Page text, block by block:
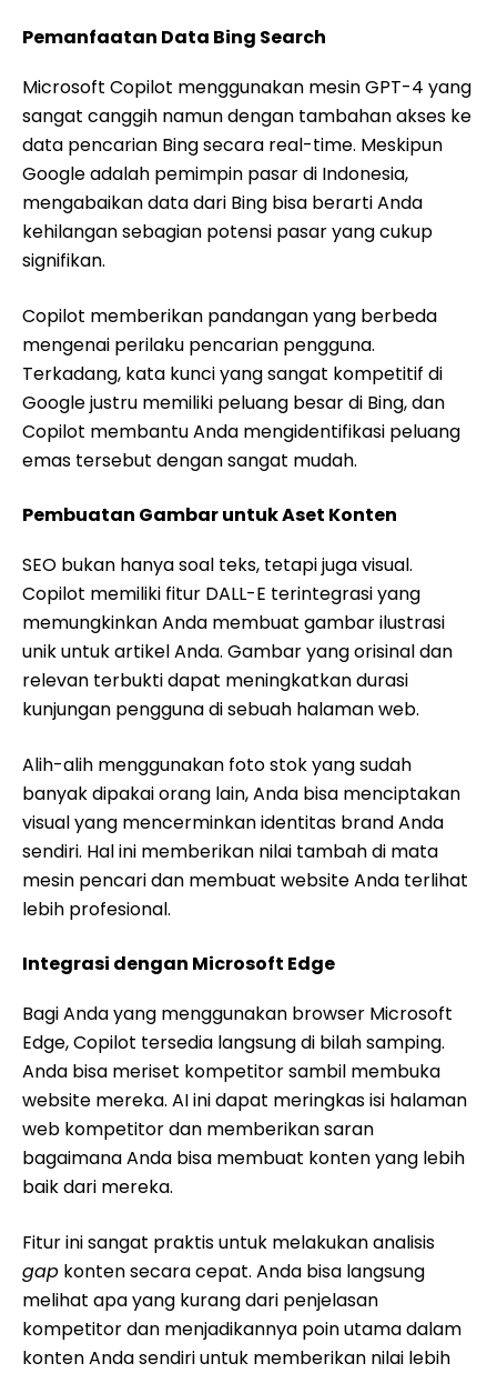
Pemanfaatan Data Bing Search
Microsoft Copilot menggunakan mesin GPT-4 yang
sangat canggih namun dengan tambahan akses ke
data pencarian Bing secara real-time. Meskipun
Google adalah pemimpin pasar di Indonesia,
mengabaikan data dari Bing bisa berarti Anda
kehilangan sebagian potensi pasar yang cukup
signifikan.
Copilot memberikan pandangan yang berbeda
mengenai perilaku pencarian pengguna.
Terkadang, kata kunci yang sangat kompetitif di
Google justru memiliki peluang besar di Bing, dan
Copilot membantu Anda mengidentifikasi peluang
emas tersebut dengan sangat mudah.
Pembuatan Gambar untuk Aset Konten
SEO bukan hanya soal teks, tetapi juga visual.
Copilot memiliki fitur DALL-E terintegrasi yang
memungkinkan Anda membuat gambar ilustrasi
unik untuk artikel Anda. Gambar yang orisinal dan
relevan terbukti dapat meningkatkan durasi
kunjungan pengguna di sebuah halaman web.
Alih-alih menggunakan foto stok yang sudah
banyak dipakai orang lain, Anda bisa menciptakan
visual yang mencerminkan identitas brand Anda
sendiri. Hal ini memberikan nilai tambah di mata
mesin pencari dan membuat website Anda terlihat
lebih profesional.
Integrasi dengan Microsoft Edge
Bagi Anda yang menggunakan browser Microsoft
Edge, Copilot tersedia langsung di bilah samping.
Anda bisa meriset kompetitor sambil membuka
website mereka. AI ini dapat meringkas isi halaman
web kompetitor dan memberikan saran
bagaimana Anda bisa membuat konten yang lebih
baik dari mereka.
Fitur ini sangat praktis untuk melakukan analisis
gap konten secara cepat. Anda bisa langsung
melihat apa yang kurang dari penjelasan
kompetitor dan menjadikannya poin utama dalam
konten Anda sendiri untuk memberikan nilai lebih